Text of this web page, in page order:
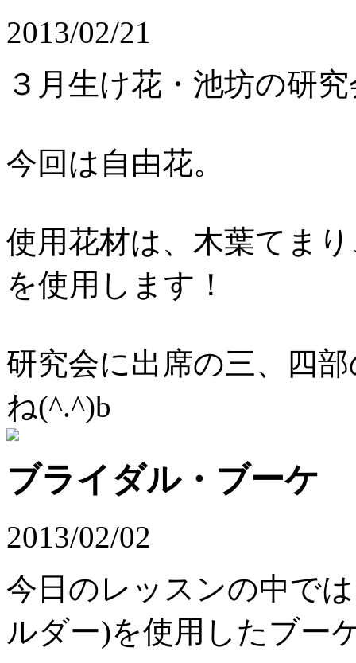
2013/02/21
３月生け花・池坊の研
今回は自由花。
使用花材は、木葉てま
を使用します！
研究会に出席の三、四
ね(^.^)b
ブライダル・ブーケ
2013/02/02
今日のレッスンの中で
ルダー)を使用したブー